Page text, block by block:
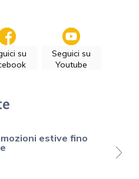
su
Seguici su
Youtube
estive fino